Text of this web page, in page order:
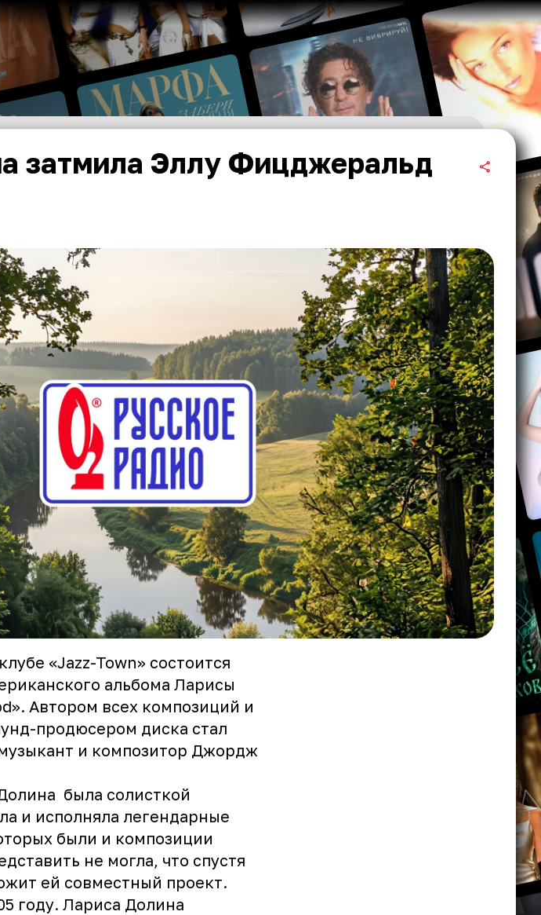
затмила Эллу Фицджеральд
«Jazz-Town» состоится
альбома Ларисы
Автором всех композиций и
продюсером диска стал
и композитор Джордж
была солисткой
и исполняла легендарные
были и композиции
не могла, что спустя
ей совместный проект.
году. Лариса Долина